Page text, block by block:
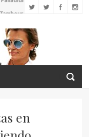
Horizon Light Up
en